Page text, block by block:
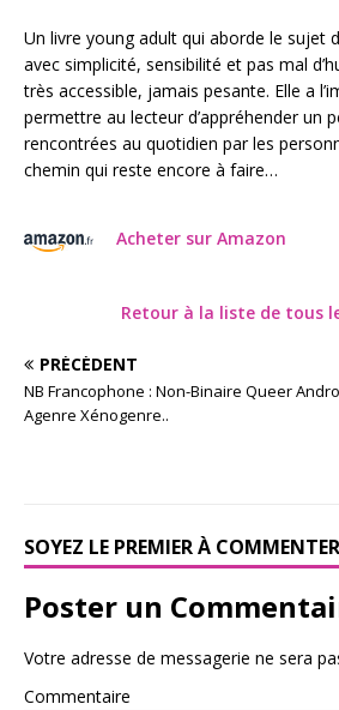
Un livre young adult qui aborde le sujet
avec simplicité, sensibilité et pas mal
très accessible, jamais pesante. Elle a
permettre au lecteur d’appréhender un
rencontrées au quotidien par les
chemin qui reste encore à faire…
Acheter sur Amazon
Retour à la liste de tous
PRÉCÉDENT
NB Francophone : Non-Binaire Queer
Agenre Xénogenre..
SOYEZ LE PREMIER À COMMENTER
Poster un
Votre adresse de messagerie ne sera
Commentaire